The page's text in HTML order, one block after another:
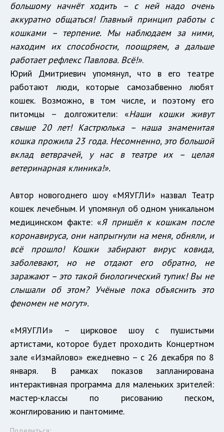
большому начнёт ходить – с ней надо очень
аккуратно общаться! Главный принцип работы с
кошками – терпение. Мы наблюдаем за ними,
находим их способности, поощряем, а дальше
работает рефлекс Павлова. Всё!».
Юрий Дмитриевич упомянул, что в его театре
работают люди, которые самозабвенно любят
кошек. Возможно, в том числе, и поэтому его
питомцы – долгожители: «Наши кошки живут
свыше 20 лет! Кастрюлька – наша знаменитая
кошка прожила 23 года. Несомненно, это большой
вклад ветврачей, у нас в театре их – целая
ветеринарная клиника!».
Автор новогоднего шоу «МЯУГЛИ» назвал Театр
кошек лечебным. И упомянул об одном уникальном
медицинском факте: «Я пришёл к кошкам после
коронавируса, они напрыгнули на меня, обняли, и
всё прошло! Кошки забирают вирус ковида,
заболевают, но не отдают его обратно, не
заражают – это такой биологический тупик! Вы не
слышали об этом? Учёные пока объяснить это
феномен не могут».
«МЯУГЛИ» – цирковое шоу с пушистыми
артистами, которое будет проходить Концертном
зале «Измайлово» ежедневно – с 26 декабря по 8
января. В рамках показов запланирована
интерактивная программа для маленьких зрителей:
мастер-классы по рисованию песком,
жонглированию и пантомиме.